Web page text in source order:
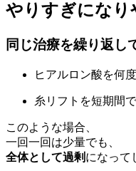
やりすぎにな
同じ治療を繰り返し
ヒアルロン酸を何
糸リフトを短期間
このような場合、
一回一回は少量でも、
全体として過剰 になって